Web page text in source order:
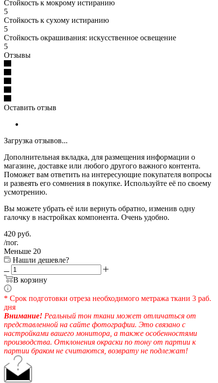
Стойкость к мокрому истиранию
5
Стойкость к сухому истиранию
5
Стойкость окрашивания: искусственное освещение
5
Отзывы
Оставить отзыв
Загрузка отзывов...
Дополнительная вкладка, для размещения информации о
магазине, доставке или любого другого важного контента.
Поможет вам ответить на интересующие покупателя вопросы
и развеять его сомнения в покупке. Используйте её по своему
усмотрению.
Вы можете убрать её или вернуть обратно, изменив одну
галочку в настройках компонента. Очень удобно.
420 руб.
/пог.
Меньше 20
Нашли дешевле?
В корзину
* Срок подготовки отреза необходимого метража ткани 3 раб.
дня
Внимание! Реальный тон ткани может отличаться от
представленной на сайте фотографии. Это связано с
настройками вашего монитора, а также особенностями
производства. Отклонения окраски по тону от партии к
партии браком не считаются, возврату не подлежат!